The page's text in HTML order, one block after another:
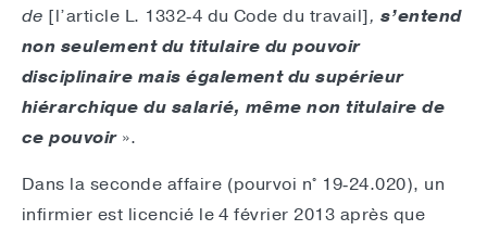
de [l’article L. 1332‑4 du Code du travail], s’entend
non seulement du titulaire du pouvoir
disciplinaire mais également du supérieur
hiérarchique du salarié, même non titulaire de
ce pouvoir ».
Dans la seconde affaire (pourvoi n° 19‑24.020), un
infirmier est licencié le 4 février 2013 après que